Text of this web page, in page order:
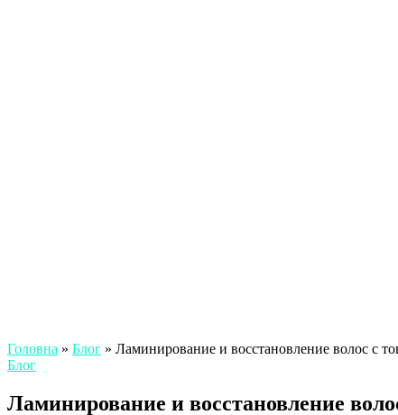
Головна » Блог » Ламинирование и восстановление волос с
Блог
Ламинирование и восстановление